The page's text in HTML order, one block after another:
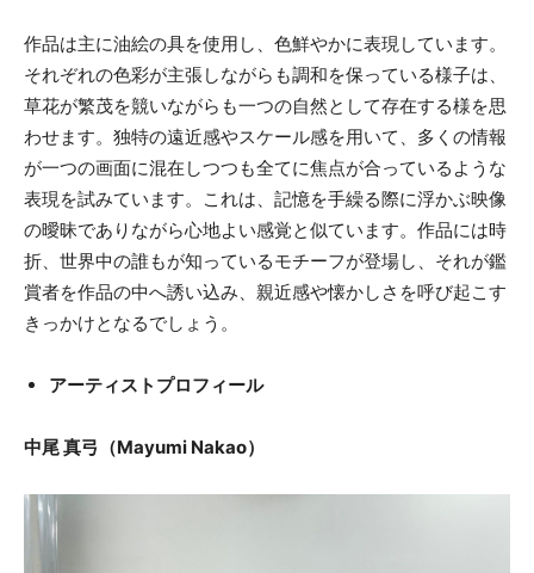
作品は主に油絵の具を使用し、色鮮やかに表現しています。
それぞれの色彩が主張しながらも調和を保っている様子は、
草花が繁茂を競いながらも一つの自然として存在する様を思
わせます。独特の遠近感やスケール感を用いて、多くの情報
が一つの画面に混在しつつも全てに焦点が合っているような
表現を試みています。これは、記憶を手繰る際に浮かぶ映像
の曖昧でありながら心地よい感覚と似ています。作品には時
折、世界中の誰もが知っているモチーフが登場し、それが鑑
賞者を作品の中へ誘い込み、親近感や懐かしさを呼び起こす
きっかけとなるでしょう。
アーティストプロフィール
中尾 真弓（Mayumi Nakao）